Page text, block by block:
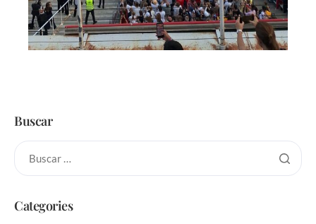
Buscar
Categories